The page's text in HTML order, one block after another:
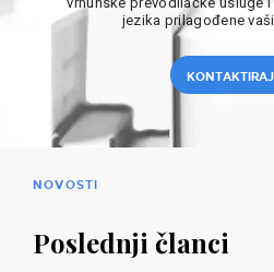
jezika prilagođene
NOVOSTI
Poslednji članci